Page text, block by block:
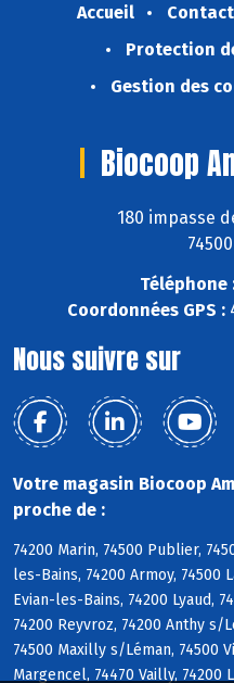
Accueil Contact
Protection
Gestion des
Biocoop
180 impasse
Téléphone
Coordonnées GPS :
Nous suivre sur
Votre magasin Biocoop
proche de :
74200 Marin, 74500 Publier,
les-Bains, 74200 Armoy, 74500
Evian-les-Bains, 74200 Lyaud,
74200 Reyvroz, 74200 Anthy s/
74500 Maxilly s/Léman, 74500
Margencel, 74470 Vailly, 74200